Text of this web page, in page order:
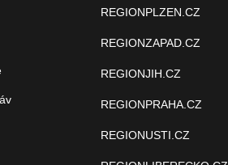
REGIONPLZEN.CZ
REGIONZAPAD.CZ
REGIONJIH.CZ
REGIONPRAHA.CZ
REGIONUSTI.CZ